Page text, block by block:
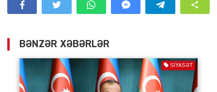
BƏNZƏR XƏBƏRLƏR
SIYASƏT